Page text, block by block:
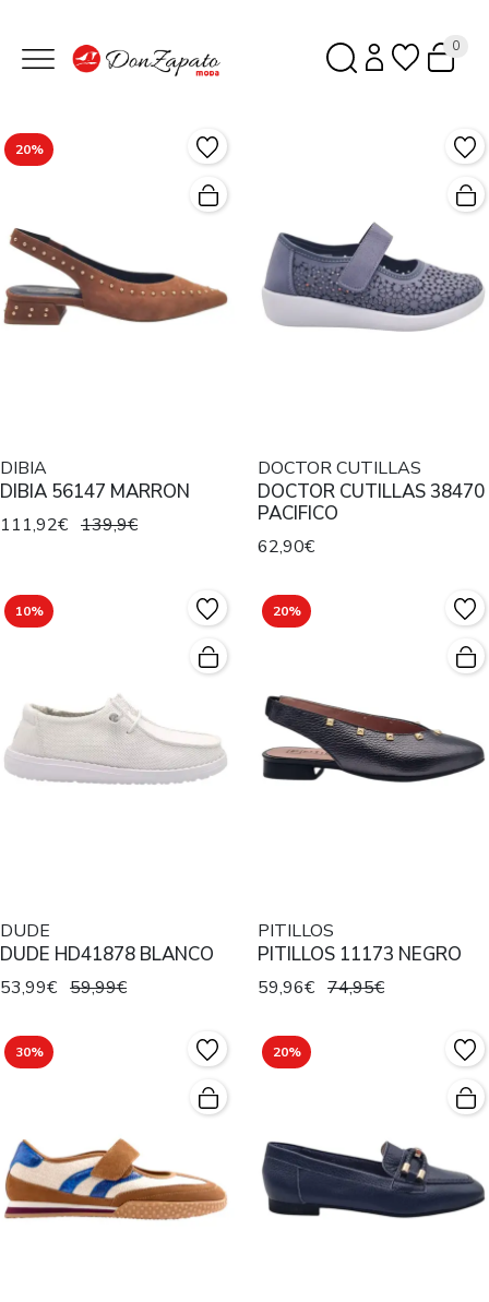
0
20%
DIBIA
DIBIA 56147 MARRON
111,92€ 139,9€
DOCTOR CUTILLAS
DOCTOR CUTILLAS 38470
PACIFICO
62,90€
10%
DUDE
DUDE HD41878 BLANCO
53,99€ 59,99€
20%
PITILLOS
PITILLOS 11173 NEGRO
59,96€ 74,95€
30% 20%